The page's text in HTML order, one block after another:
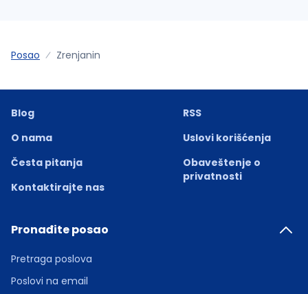
Posao Zrenjanin
Blog
O nama
Česta pitanja
Kontaktirajte nas
RSS
Uslovi korišćenja
Obaveštenje o
privatnosti
Pronađite posao
Pretraga poslova
Poslovi na email